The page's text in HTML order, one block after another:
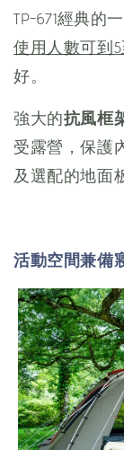
TP-671經典的
使用人數可到5
好。
強大的抗風框
受露營，保護
及選配的地面
活動空間兼備